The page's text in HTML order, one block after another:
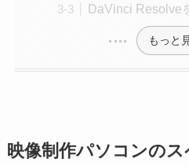
DaVinci Resolve
もっと
映像制作パソコンの